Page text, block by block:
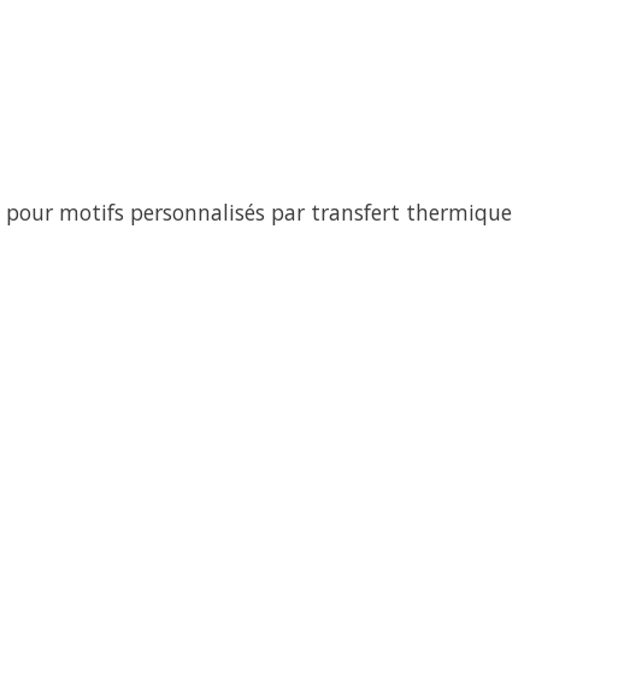
pour motifs personnalisés par transfert thermique